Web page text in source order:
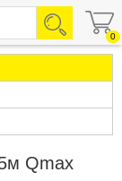
0
Qmax